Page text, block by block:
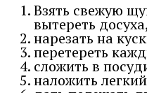
Взять свежую
вытереть досуха,
нарезать на
перетереть
сложить в
наложить